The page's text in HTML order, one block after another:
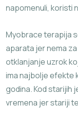
napomenuli, koristi
Myobrace terapija
aparata jer nema
otklanjanje uzrok
ima najbolje efekte
godina. Kod starijih
vremena jer stariji